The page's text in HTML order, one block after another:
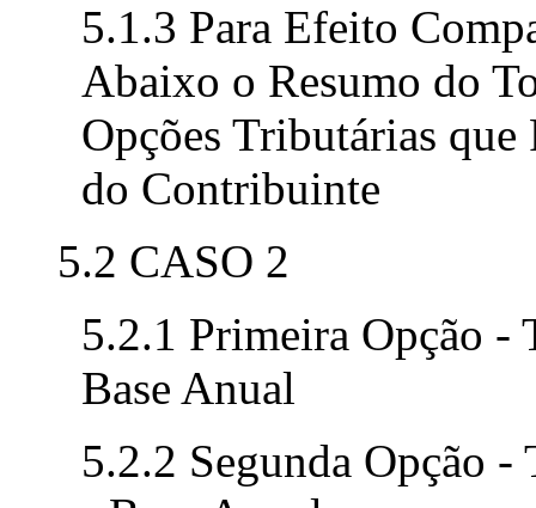
5.1.3 Para Efeito
Abaixo o Resumo do
Opções Tributárias
do Contribuinte
5.2 CASO 2
5.2.1 Primeira Opção -
Base Anual
5.2.2 Segunda Opção